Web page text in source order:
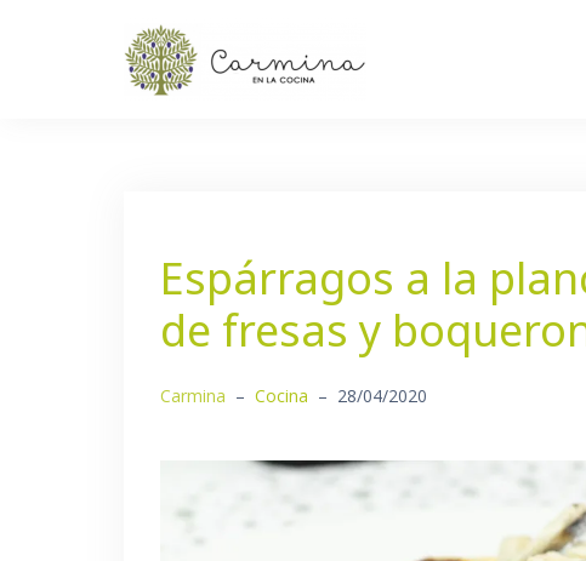
Espárragos a la
de fresas y
Carmina – Cocina – 28/04/2020